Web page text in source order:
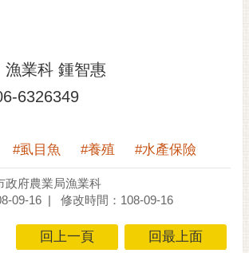
漁業科 鍾智惠
#虱目魚 #養殖 #水產保險
政府農業局漁業科
09-16
修改時間：108-09-16
回上一頁 回最上面